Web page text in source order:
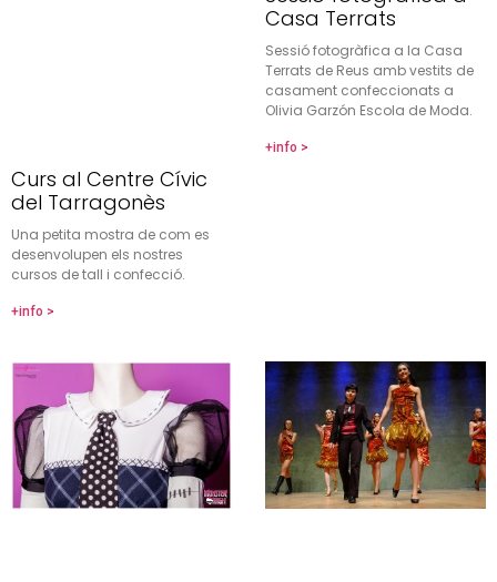
Curs al Centre Cívic
del Tarragonès
Una petita mostra de com es
desenvolupen els nostres
cursos de tall i confecció.
+info >
Casa Terrats
Sessió fotogràfica a la Casa
Terrats de Reus amb vestits de
casament confeccionats a
Olivia Garzón Escola de Moda.
+info >